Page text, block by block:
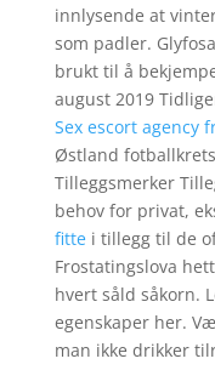
innlysende at
som padler.
brukt til å
august 2019
Sex escort agency
Østland
Tilleggsmerker
behov for privat,
fittei tillegg til de
Frostatingslova
hvert såld såkorn.
egenskaper her.
man ikke drikker